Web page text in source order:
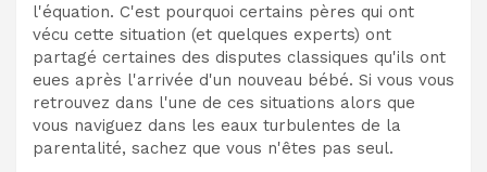
l'équation. C'est pourquoi certains pères qui ont
vécu cette situation (et quelques experts) ont
partagé certaines des disputes classiques qu'ils ont
eues après l'arrivée d'un nouveau bébé. Si vous vous
retrouvez dans l'une de ces situations alors que
vous naviguez dans les eaux turbulentes de la
parentalité, sachez que vous n'êtes pas seul.